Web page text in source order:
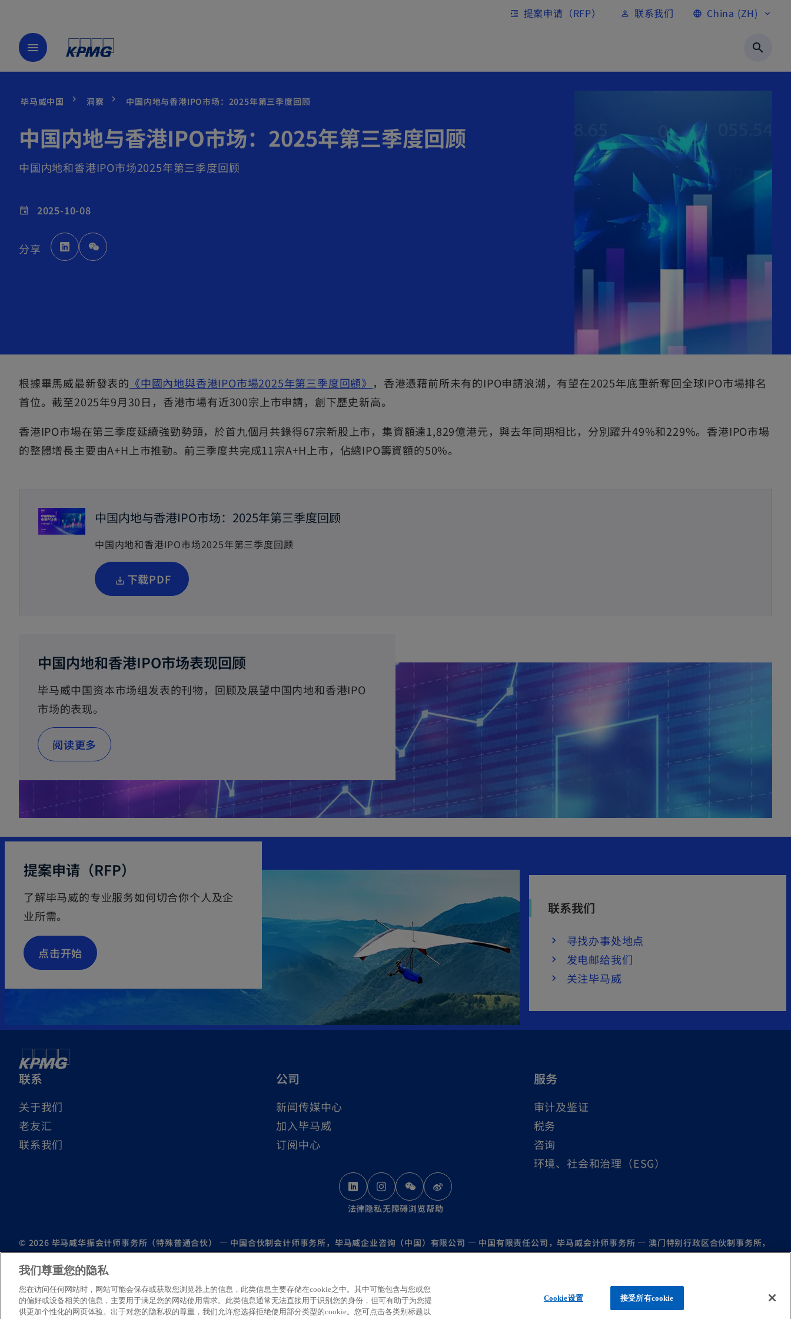
format_indent_increase 提案申请（RFP） person_outline 联系我们 language China (ZH) expand_more
menu search
毕马威中国 洞察 中国内地与香港IPO市场：2025年第三季度回顾
中国内地与香港IPO市场：2025年第三季度回顾
中国内地和香港IPO市场2025年第三季度回顾
event 2025-10-08
分享
o
p
e
w
t
b
根據畢馬威最新發表的 《中國內地與香港IPO市場2025年第三季度回顧》 o
p
n
s
，香港憑藉前所未有的IPO申請浪潮，有望在2025年底重新奪回全球IPO市場排名
首位。截至2025年9月30日，香港市場有近300宗上市申請，創下歷史新高。
香港IPO市場在第三季度延續強勁勢頭，於首九個月共錄得67宗新股上市，集資額達1,829億港元，與去年同期相比，分別躍升49%和229%。香港IPO市場
的整體增長主要由A+H上市推動。前三季度共完成11宗A+H上市，佔總IPO籌資額的50%。
中国内地与香港IPO市场：2025年第三季度回顾
中国内地和香港IPO市场2025年第三季度回顾
下载PDF
o
p
e
i
n
中国内地和香港IPO市场表现回顾
毕马威中国资本市场组发表的刊物，回顾及展望中国内地和香港IPO
市场的表现。
阅读更多
提案申请（RFP）
了解毕马威的专业服务如何切合你个人及企
业所需。
点击开始
联系我们
寻找办事处地点
发电邮给我们
关注毕马威
联系
关于我们
老友汇
联系我们
公司
新闻传媒中心
加入毕马威
订阅中心
服务
审计及鉴证
税务
咨询
环境、社会和治理（ESG）
o
p
n
s
n
a
o
p
n
s
n
a
o
n
s
法律隐私无障碍浏览帮助
© 2026 毕马威华振会计师事务所（特殊普通合伙） — 中国合伙制会计师事务所，毕马威企业咨询（中国）有限公司 — 中国有限责任公司，毕马威会计师事务所 — 澳门特别行政区合伙制事务所，
毕马威的名称和标识均为毕马威全球组织中的独立成员所经许可后使用的商标。
如需了解更多关于毕马威国际全球组织结构的详细信息，请访问https://kpmg.com/governanceo
p
。
京ICP备12028186号-1 o
我们尊重您的隐私
您在访问任何网站时，网站可能会保存或获取您浏览器上的信息，此类信息主要存储在cookie之中。其中可能包含与您或您
的偏好或设备相关的信息，主要用于满足您的网站使用需求。此类信息通常无法直接用于识别您的身份，但可有助于为您提
供更加个性化的网页体验。出于对您的隐私权的尊重，我们允许您选择拒绝使用部分类型的cookie。您可点击各类别标题以
Cookie设置 接受所有cookie